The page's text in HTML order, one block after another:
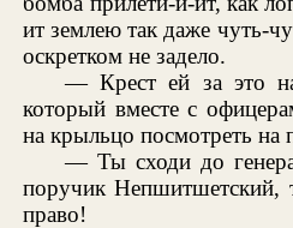
ит землею так даже чуть-
оскретком не задело.
— Крест ей за это
который вместе с
на крыльцо посмотреть на
— Ты сходи до
поручик Непшитшетский,
право!